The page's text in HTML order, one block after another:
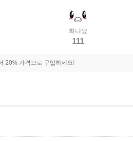
화나요
111
20% 가격으로 구입하세요!